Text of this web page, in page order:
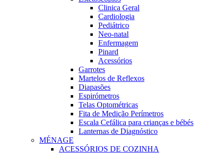
Clinica Geral
Cardiologia
Pediátrico
Neo-natal
Enfermagem
Pinard
Acessórios
Garrotes
Martelos de Reflexos
Diapasões
Espirómetros
Telas Optométricas
Fita de Medição Perímetros
Escala Cefálica para crianças e bébés
Lanternas de Diagnóstico
MÉNAGE
ACESSÓRIOS DE COZINHA